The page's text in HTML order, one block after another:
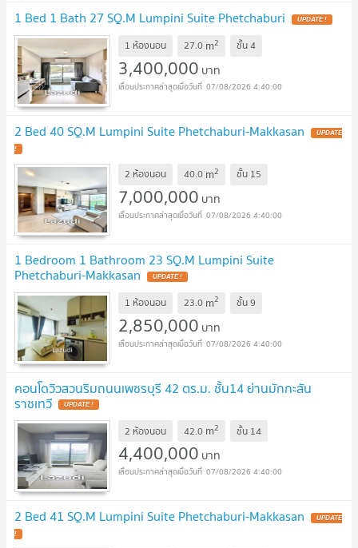
1 Bed 1 Bath 27 SQ.M Lumpini Suite Phetchaburi
1 ห้องนอน 27.0 m2 ชั้น4
3,400,000 บาท
07/08/2026 4:40:00
2 Bed 40 SQ.M Lumpini Suite Phetchaburi-Makkasan
2 ห้องนอน 40.0 m2 ชั้น 15
7,000,000 บาท
07/08/2026 4:40:00
1 Bedroom 1 Bathroom 23 SQ.M Lumpini Suite
Phetchaburi-Makkasan
1 ห้องนอน 23.0 m2 ชั้น9
2,850,000 บาท
07/08/2026 4:40:00
คอนโดวิวสวนริมถนนเพชรบุรี 42 ตร.ม. ชั้น14 ย่านมักกะสัน
ราชเทวี
2 ห้องนอน 42.0 m2 ชั้น 14
4,400,000 บาท
07/08/2026 4:40:00
2 Bed 41 SQ.M Lumpini Suite Phetchaburi-Makkasan